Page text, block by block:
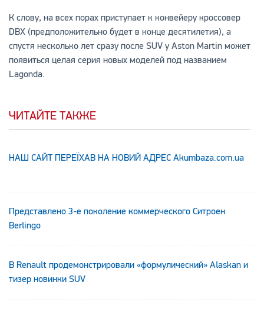
К слову, на всех порах приступает к конвейеру кроссовер
DBX (предположительно будет в конце десятилетия), а
спустя несколько лет сразу после SUV у Aston Martin может
появиться целая серия новых моделей под названием
Lagonda.
ЧИТАЙТЕ ТАКЖЕ
НАШ САЙТ ПЕРЕЇХАВ НА НОВИЙ АДРЕС Аkumbaza.com.ua
Представлено 3-е поколение коммерческого Ситроен
Berlingo
В Renault продемонстрировали «формулический» Alaskan и
тизер новинки SUV